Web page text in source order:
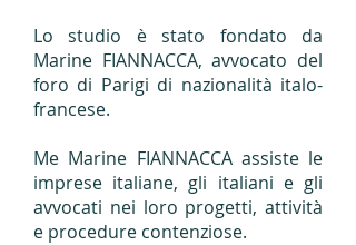
Lo studio è stato fondato da
Marine FIANNACCA, avvocato del
foro di Parigi di nazionalità italo-
francese.
Me Marine FIANNACCA assiste le
imprese italiane, gli italiani e gli
avvocati nei loro progetti, attività
e procedure contenziose.